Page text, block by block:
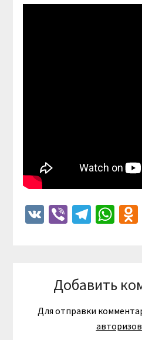
VKViber
Добавить
Для отправки